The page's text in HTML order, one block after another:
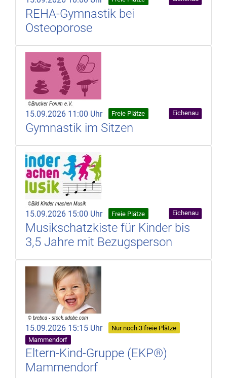
REHA-Gymnastik bei
Osteoporose
15.09.2026 11:00 Uhr Freie Plätze Eichenau
Gymnastik im Sitzen
15.09.2026 15:00 Uhr Freie Plätze Eichenau
Musikschatzkiste für Kinder bis
3,5 Jahre mit Bezugsperson
15.09.2026 15:15 Uhr
Nur noch 3 freie Plätze
Mammendorf
Eltern-Kind-Gruppe (EKP®)
Mammendorf